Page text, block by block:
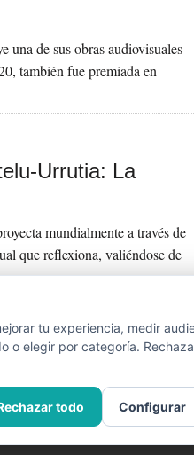
una de sus obras audiovisuales
también fue premiada en
Urrutia: La
mundialmente a través de
que reflexiona, valiéndose de
tu experiencia, medir
o elegir por categoría.
todo Configurar